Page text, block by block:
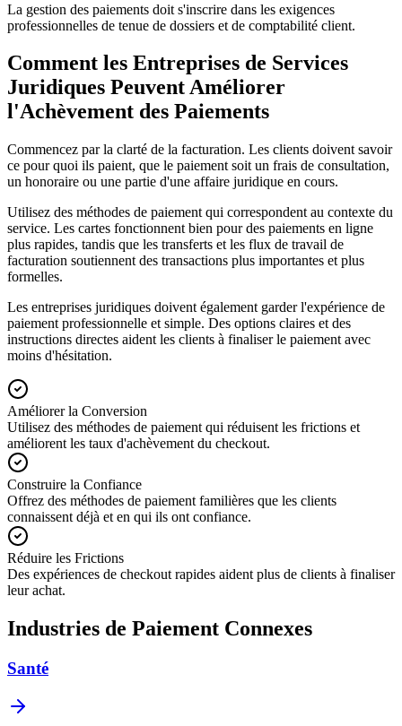
La gestion des paiements doit s'inscrire dans les exigences
professionnelles de tenue de dossiers et de comptabilité client.
Comment les Entreprises de Services
Juridiques Peuvent Améliorer
l'Achèvement des Paiements
Commencez par la clarté de la facturation. Les clients doivent savoir
ce pour quoi ils paient, que le paiement soit un frais de consultation,
un honoraire ou une partie d'une affaire juridique en cours.
Utilisez des méthodes de paiement qui correspondent au contexte du
service. Les cartes fonctionnent bien pour des paiements en ligne
plus rapides, tandis que les transferts et les flux de travail de
facturation soutiennent des transactions plus importantes et plus
formelles.
Les entreprises juridiques doivent également garder l'expérience de
paiement professionnelle et simple. Des options claires et des
instructions directes aident les clients à finaliser le paiement avec
moins d'hésitation.
Améliorer la Conversion
Utilisez des méthodes de paiement qui réduisent les frictions et
améliorent les taux d'achèvement du checkout.
Construire la Confiance
Offrez des méthodes de paiement familières que les clients
connaissent déjà et en qui ils ont confiance.
Réduire les Frictions
Des expériences de checkout rapides aident plus de clients à finaliser
leur achat.
Industries de Paiement Connexes
Santé